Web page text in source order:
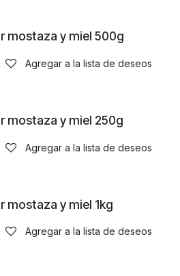
mostaza y miel 500g
Agregar a la lista de deseos
mostaza y miel 250g
Agregar a la lista de deseos
mostaza y miel 1kg
Agregar a la lista de deseos